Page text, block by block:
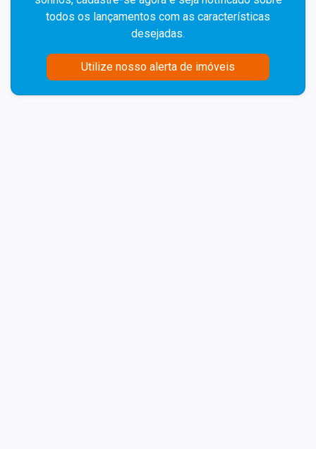
todos os lançamentos com as características
desejadas.
Utilize nosso alerta de imóveis